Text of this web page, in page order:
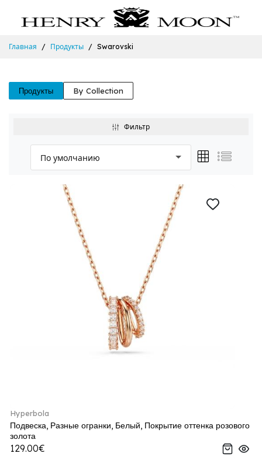
Главная Продукты Swarovski
Продукты By Collection
Фильтр
Hyperbola
Подвеска, Разные огранки, Белый, Покрытие оттенка розового
золота
129.00€